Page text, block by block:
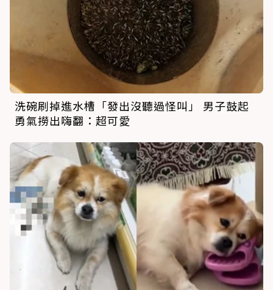
洗碗刷掉進水槽「發出沒聽過怪叫」 男子鼓起
勇氣撈出嗨翻：超可愛